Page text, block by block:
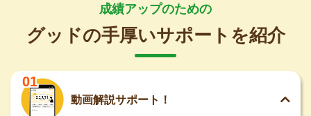
成績アップのための
グッドの手厚いサポートを紹介
01
動画解説サポート！